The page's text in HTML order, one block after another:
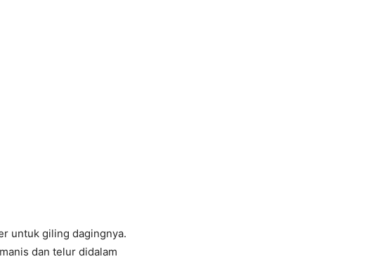
untuk giling dagingnya.
dan telur didalam